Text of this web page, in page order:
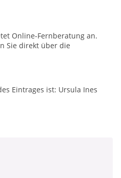
Online-Fernberatung an.
Sie direkt über die
Eintrages ist: Ursula Ines